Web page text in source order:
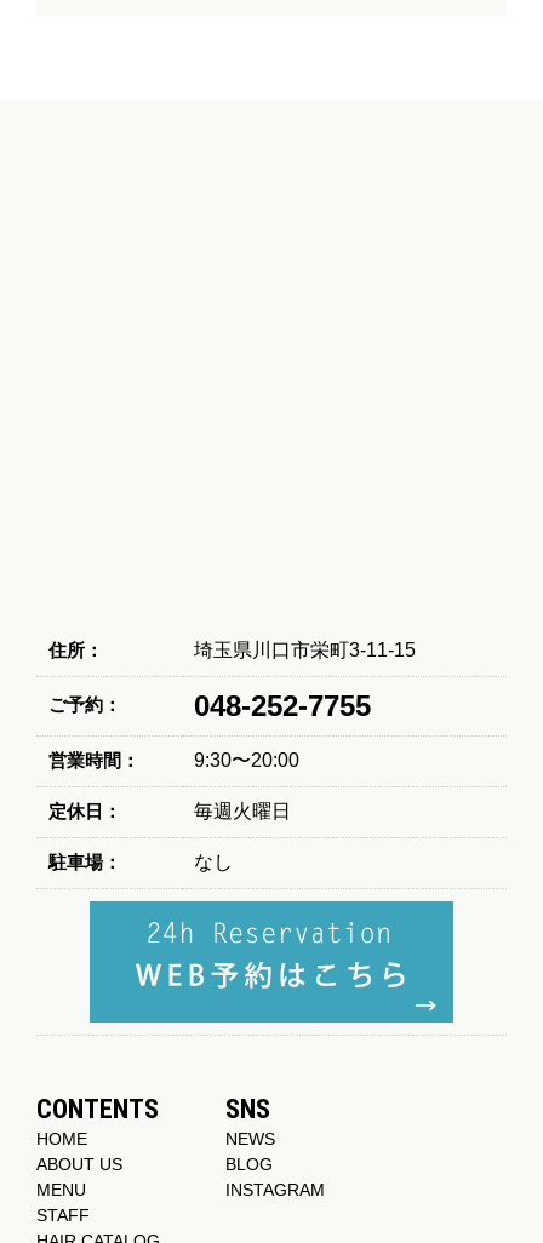
住所： 埼玉県川口市栄町3-11-15
ご予約： 048-252-7755
営業時間： 9:30〜20:00
定休日： 毎週火曜日
駐車場： なし
CONTENTS
HOME
ABOUT US
MENU
STAFF
SNS
NEWS
BLOG
INSTAGRAM